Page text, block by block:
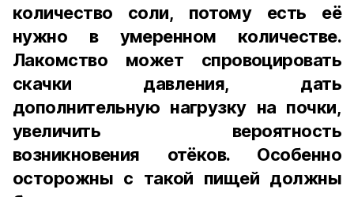
количество соли, потому есть её
нужно в умеренном количестве.
Лакомство может спровоцировать
скачки давления, дать
дополнительную нагрузку на почки,
увеличить вероятность
возникновения отёков. Особенно
осторожны с такой пищей должны